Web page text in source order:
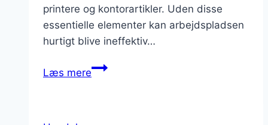
printere og kontorartikler. Uden disse
essentielle elementer kan arbejdspladsen
hurtigt blive ineffektiv…
Læs mereLeverandør